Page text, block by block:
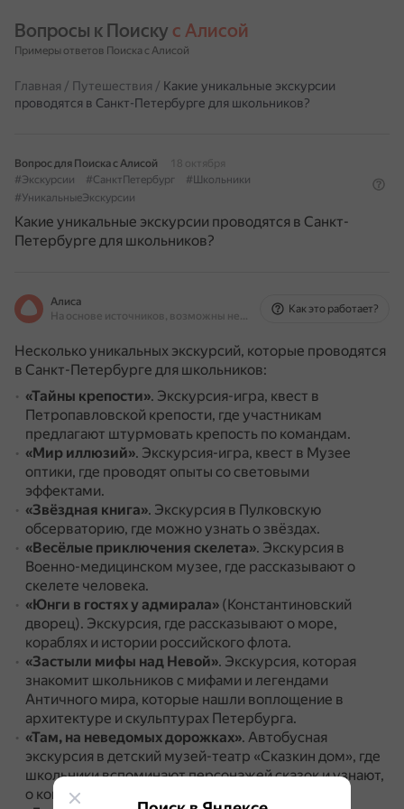
Вопросы к Поиску с Алисой
Примеры ответов Поиска с Алисой
Главная / Путешествия / Какие уникальные экскурсии
проводятся в Санкт-Петербурге для школьников?
Вопрос для Поиска с Алисой
18 октября
#Экскурсии
#СанктПетербург
#Школьники
#УникальныеЭкскурсии
Какие уникальные экскурсии проводятся в Санкт-
Петербурге для школьников?
Алиса
На основе источников, возможны неточности
Как это работает?
Несколько уникальных экскурсий, которые проводятся
в Санкт-Петербурге для школьников:
«Тайны крепости». Экскурсия-игра, квест в
Петропавловской крепости, где участникам
предлагают штурмовать крепость по командам.
«Мир иллюзий». Экскурсия-игра, квест в Музее
оптики, где проводят опыты со световыми
эффектами.
«Звёздная книга». Экскурсия в Пулковскую
обсерваторию, где можно узнать о звёздах.
«Весёлые приключения скелета». Экскурсия в
Военно-медицинском музее, где рассказывают о
скелете человека.
«Юнги в гостях у адмирала» (Константиновский
дворец). Экскурсия, где рассказывают о море,
кораблях и истории российского флота.
«Застыли мифы над Невой». Экскурсия, которая
знакомит школьников с мифами и легендами
Античного мира, которые нашли воплощение в
архитектуре и скульптурах Петербурга.
«Там, на неведомых дорожках». Автобусная
экскурсия в детский музей-театр «Сказкин дом», где
школьники вспоминают персонажей сказок и узнают,
о ком их слагали.